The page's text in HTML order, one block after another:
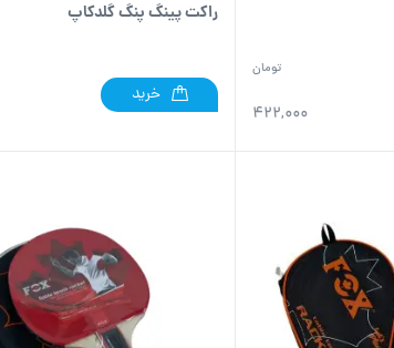
422,000
تومان
راکت پینگ پنگ گلدکاپ
خرید